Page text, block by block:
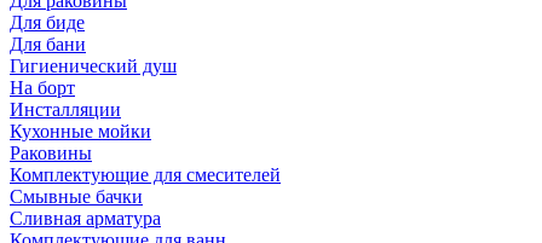
Для биде
Для бани
Гигиенический душ
На борт
Инсталляции
Кухонные мойки
Раковины
Комплектующие для смесителей
Смывные бачки
Сливная арматура